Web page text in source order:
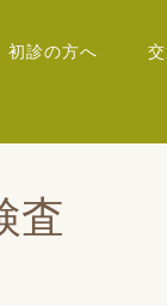
初診の方へ
査